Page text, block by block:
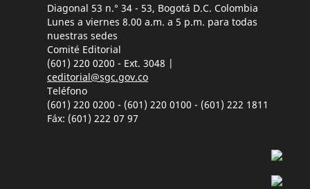
Diagonal 53 n.° 34 - 53, Bogotá D.C. Colombia
Lunes a viernes 8.00 a.m. a 5 p.m. para todas
nuestras sedes
Comité Editorial
(601) 220 0200 - Ext. 3048 |
ceditorial@sgc.gov.co
Teléfono
(601) 220 0200 - (601) 220 0100 - (601) 222 1811
Fáx: (601) 222 07 97